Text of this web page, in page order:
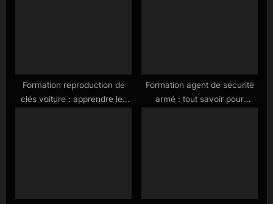
Formation reproduction de
clés voiture : apprendre les
Formation agent de sécurité
armé : tout savoir pour